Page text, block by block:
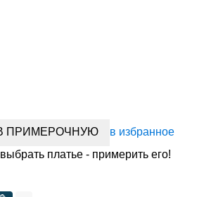
в избранное
платье - примерить его!